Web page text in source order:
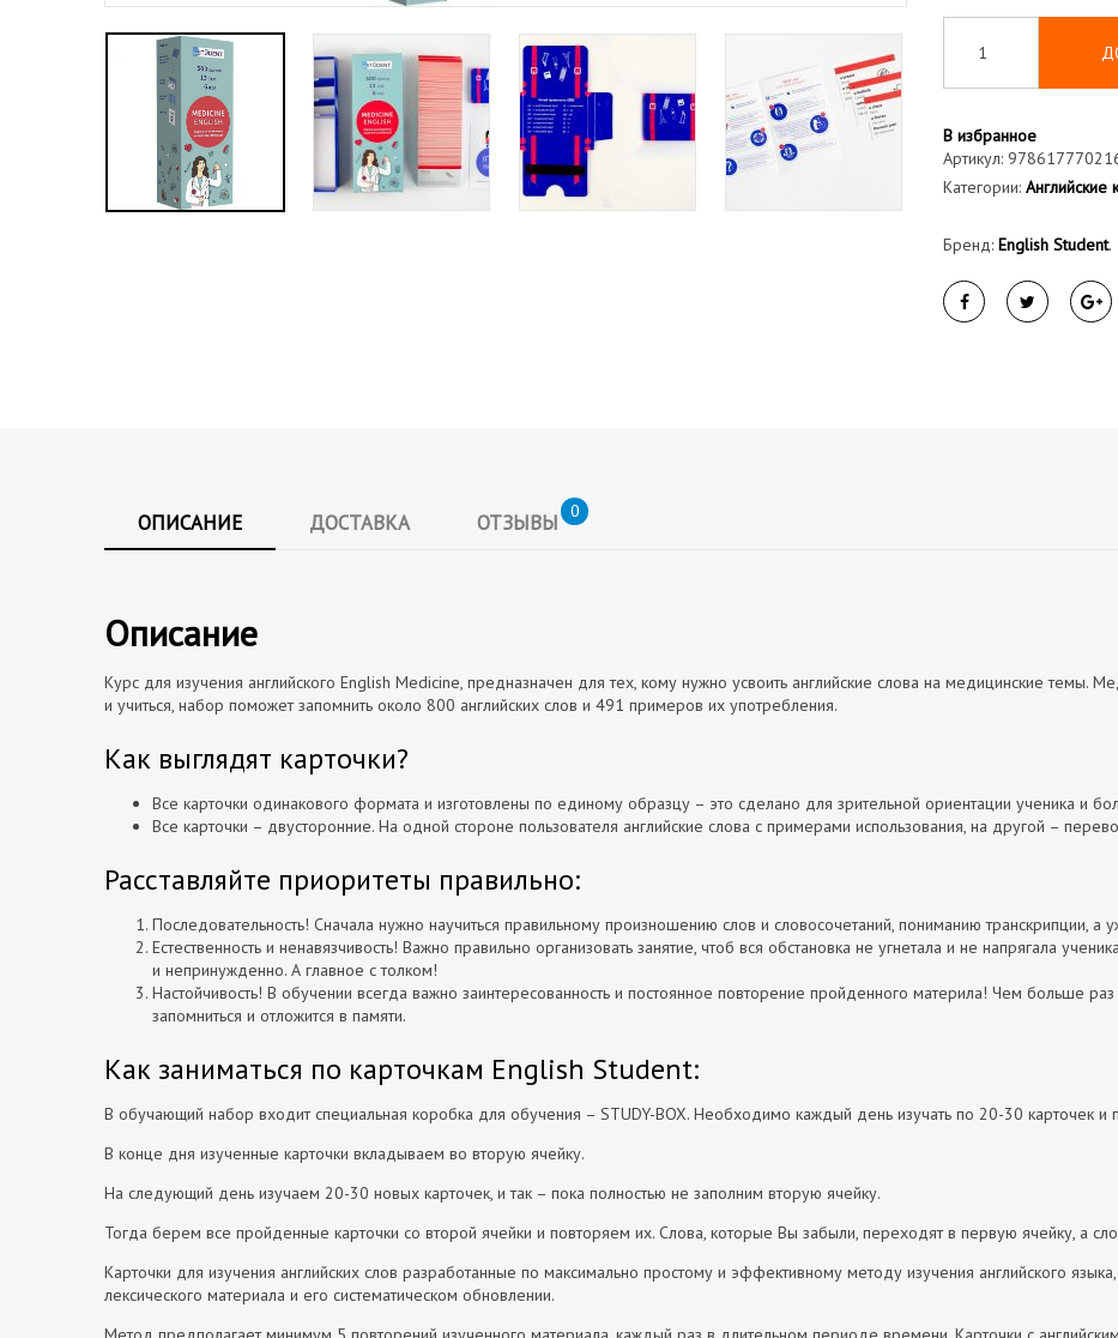
о
В избранное
Артикул:
Категории: Английские
Бренд: English Student.
ОПИСАНИЕ ДОСТАВКА ОТЗЫВЫ 0
Описание
Курс для изучения английского English Medicine, предназначен для тех, кому нужно усвоить английские слова на медицинские темы.
и учиться, набор поможет запомнить около 800 английских слов и 491 примеров их употребления.
Как выглядят карточки?
Все карточки одинакового формата и изготовлены по единому образцу – это сделано для зрительной ориентации ученика и
Все карточки – двусторонние. На одной стороне пользователя английские слова с примерами использования, на другой –
Расставляйте приоритеты правильно:
Последовательность! Сначала нужно научиться правильному произношению слов и словосочетаний, пониманию транскрипции, а
Естественность и ненавязчивость! Важно правильно организовать занятие, чтоб вся обстановка не угнетала и не напрягала
и непринужденно. А главное с толком!
Настойчивость! В обучении всегда важно заинтересованность и постоянное повторение пройденного материла! Чем больше
запомниться и отложится в памяти.
Как заниматься по карточкам English Student:
В обучающий набор входит специальная коробка для обучения – STUDY-BOX. Необходимо каждый день изучать по 20-30 карточек и
В конце дня изученные карточки вкладываем во вторую ячейку.
На следующий день изучаем 20-30 новых карточек, и так – пока полностью не заполним вторую ячейку.
Тогда берем все пройденные карточки со второй ячейки и повторяем их. Слова, которые Вы забыли, переходят в первую ячейку, а
Карточки для изучения английских слов разработанные по максимально простому и эффективному методу изучения английского
лексического материала и его систематическом обновлении.